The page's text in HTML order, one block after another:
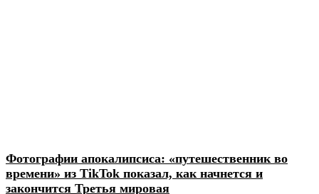
Фотографии апокалипсиса: «путешественник во
времени» из TikTok показал, как начнется и
закончится Третья мировая